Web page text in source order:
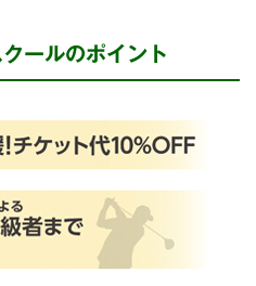
ールのポイント